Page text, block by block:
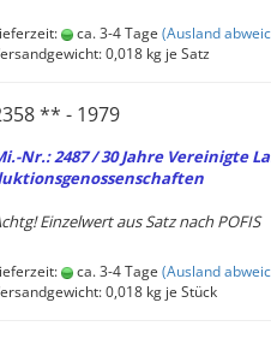
ca. 3-4 Tage (Ausland
0,018kg je Satz
** - 1979
Nr.: 2487 / 30 Jahre Ver­ei­nig­te
Ein­zel­wert aus Satz nach POFIS
ca. 3-4 Tage (Ausland
0,018kg je Stück